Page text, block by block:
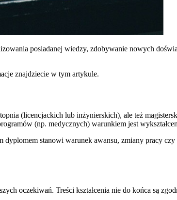
posiadanej wiedzy, zdobywanie nowych
znajdziecie w tym artykule.
(licencjackich lub inżynierskich), ale też
(np. medycznych) warunkiem jest
stanowi warunek awansu, zmiany pracy
oczekiwań. Treści kształcenia nie do końca są